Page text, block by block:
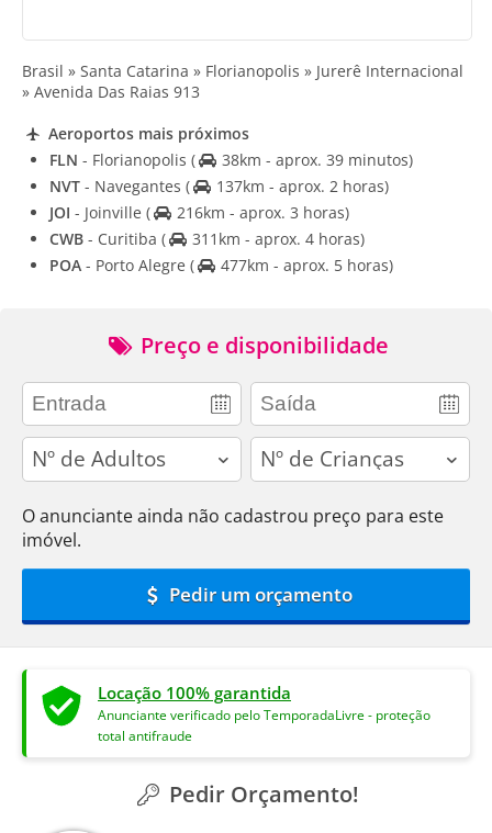
Brasil » Santa Catarina » Florianopolis » Jurerê Internacional
» Avenida Das Raias 913
Aeroportos mais próximos
FLN - Florianopolis (
38km - aprox. 39 minutos)
NVT - Navegantes (
137km - aprox. 2 horas)
JOI - Joinville (
216km - aprox. 3 horas)
CWB - Curitiba (
311km - aprox. 4 horas)
POA - Porto Alegre ( 477km - aprox. 5 horas)
Preço e disponibilidade
adults children
O anunciante ainda não cadastrou preço para este
imóvel.
Pedir um orçamento
Locação 100% garantida
Anunciante verificado pelo TemporadaLivre - proteção
total antifraude
Pedir Orçamento!